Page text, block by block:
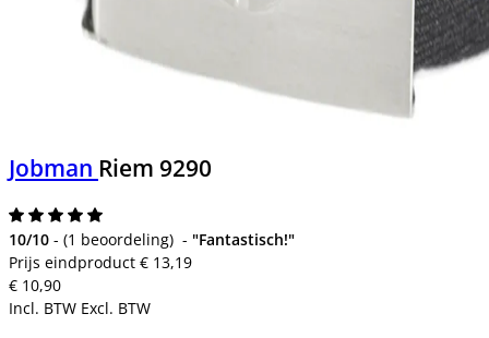
Jobman Riem 9290
10/10 - (1 beoordeling) - "Fantastisch!"
Prijs eindproduct € 13,19
€ 10,90
Incl. BTW Excl. BTW